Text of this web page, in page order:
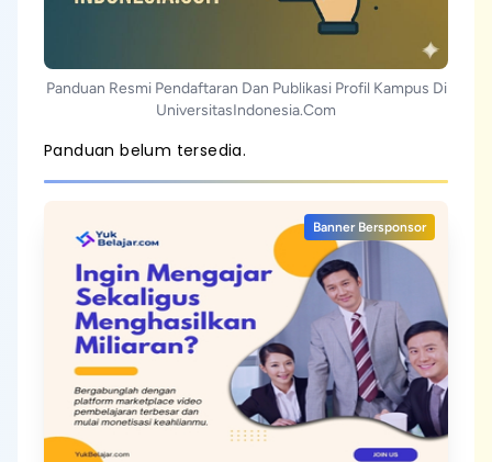
Panduan Resmi Pendaftaran Dan Publikasi Profil Kampus Di
UniversitasIndonesia.com
Panduan belum tersedia.
Banner Bersponsor